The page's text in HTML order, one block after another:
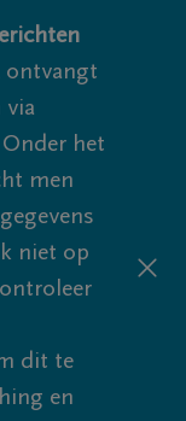
ontvangt
via
het
men
niet op
dit te
en